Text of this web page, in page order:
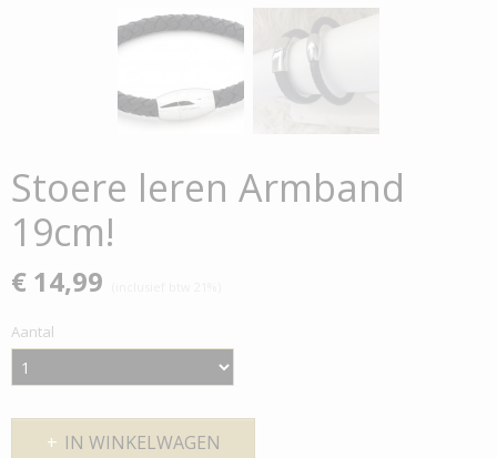
Stoere leren Armband
19cm!
€ 14,99
Aantal
IN WINKELWAGEN